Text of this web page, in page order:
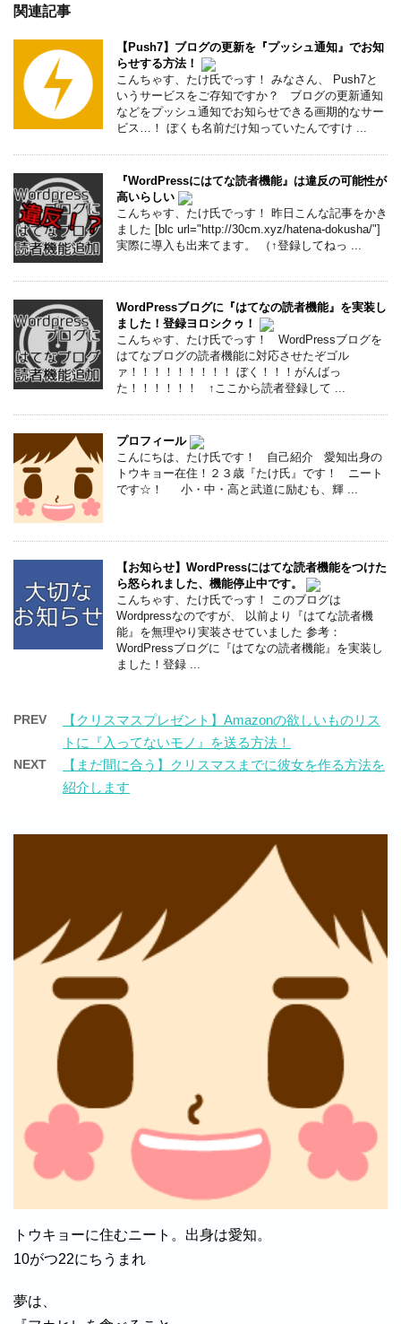
関連記事
【Push7】ブログの更新を『プッシュ通知』でお知
らせする方法！
こんちゃす、たけ氏でっす！ みなさん、 Push7と
いうサービスをご存知ですか？ ブログの更新通知
などをプッシュ通知でお知らせできる画期的なサー
ビス…！ ぼくも名前だけ知っていたんですけ ...
『WordPressにはてな読者機能』は違反の可能性が
高いらしい
こんちゃす、たけ氏でっす！ 昨日こんな記事をかき
ました [blc url="http://30cm.xyz/hatena-dokusha/"]
実際に導入も出来てます。 （↑登録してねっ ...
WordPressブログに『はてなの読者機能』を実装し
ました！登録ヨロシクゥ！
こんちゃす、たけ氏でっす！ WordPressブログを
はてなブログの読者機能に対応させたぞゴル
ァ！！！！！！！！！ ぼく！！！がんばっ
た！！！！！！ ↑ここから読者登録して ...
プロフィール
こんにちは、たけ氏です！ 自己紹介 愛知出身の
トウキョー在住！２３歳『たけ氏』です！ ニート
です☆！ 小・中・高と武道に励むも、輝 ...
【お知らせ】WordPressにはてな読者機能をつけた
ら怒られました、機能停止中です。
こんちゃす、たけ氏でっす！ このブログは
Wordpressなのですが、 以前より『はてな読者機
能』を無理やり実装させていました 参考：
WordPressブログに『はてなの読者機能』を実装し
ました！登録 ...
PREV
【クリスマスプレゼント】Amazonの欲しいものリス
トに『入ってないモノ』を送る方法！
NEXT
【まだ間に合う】クリスマスまでに彼女を作る方法を
紹介します
トウキョーに住むニート。出身は愛知。
10がつ22にちうまれ
夢は、